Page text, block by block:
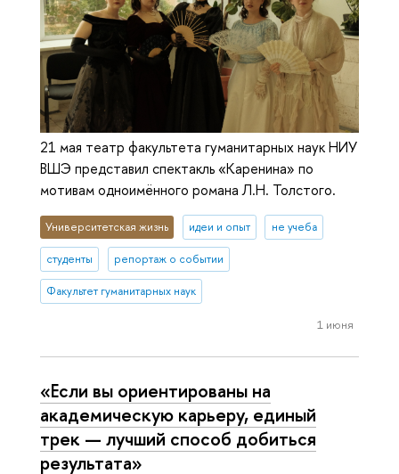
21 мая театр факультета гуманитарных наук НИУ
ВШЭ представил спектакль «Каренина» по
мотивам одноимённого романа Л.Н. Толстого.
Университетская жизнь идеи и опыт не учеба
студенты репортаж о событии
Факультет гуманитарных наук
1 июня
«Если вы ориентированы на
академическую карьеру, единый
трек — лучший способ добиться
результата»